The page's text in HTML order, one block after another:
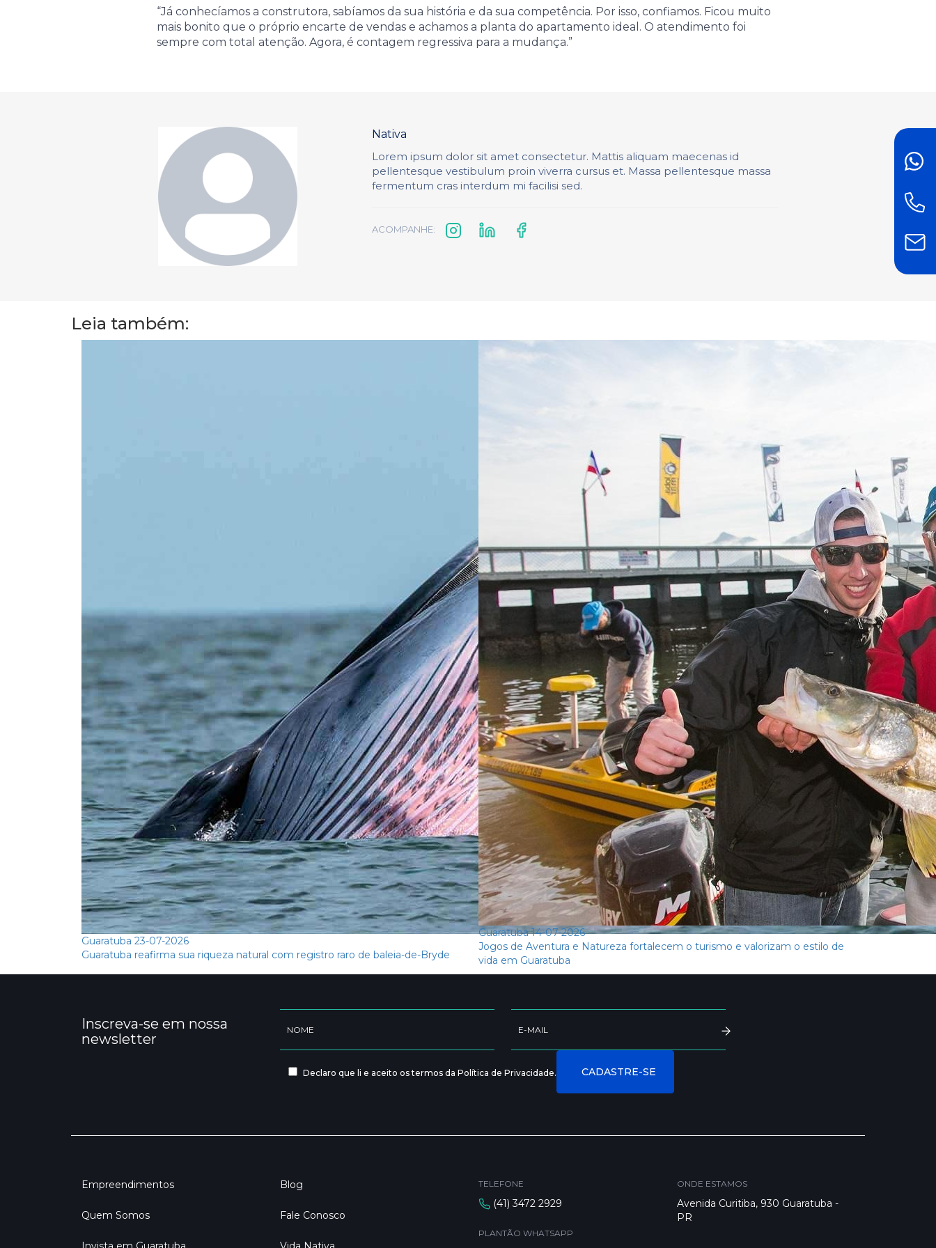
“Já conhecíamos a construtora, sabíamos da sua história e da sua competência. Por isso, confiamos. Ficou muito
mais bonito que o próprio encarte de vendas e achamos a planta do apartamento ideal. O atendimento foi
sempre com total atenção. Agora, é contagem regressiva para a mudança.”
Nativa
Lorem ipsum dolor sit amet consectetur. Mattis aliquam maecenas id
pellentesque vestibulum proin viverra cursus et. Massa pellentesque massa
fermentum cras interdum mi facilisi sed.
ACOMPANHE:
Leia também:
Guaratuba 23-07-2026
Guaratuba reafirma sua riqueza natural com registro raro de baleia-de-Bryde
Guaratuba 14-07-2026
Jogos de Aventura e Natureza fortalecem o turismo e valorizam o estilo de
vida em Guaratuba
Inscreva-se em nossa
newsletter
Declaro que li e aceito os termos da Política de Privacidade.
Empreendimentos
Quem Somos
Blog
Fale Conosco
TELEFONE
(41) 3472 2929
PLANTÃO WHATSAPP
ONDE ESTAMOS
Avenida Curitiba, 930 Guaratuba -
PR